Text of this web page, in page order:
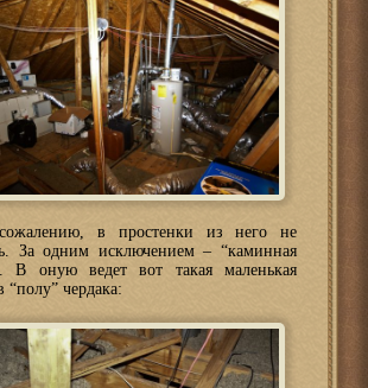
в простенки из него не
За одним исключением – “каминная
В оную ведет вот такая маленькая
“полу” чердака: